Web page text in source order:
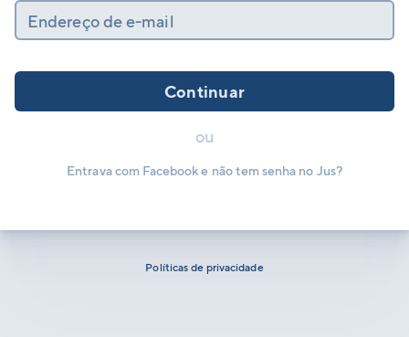
Endereço de e-mail
Continuar
ou
Entrava com Facebook e não tem senha no Jus?
Políticas de privacidade